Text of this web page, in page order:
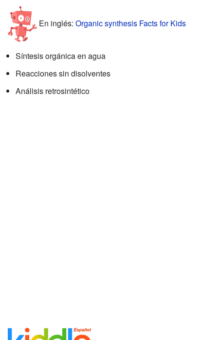
En inglés: Organic synthesis Facts for Kids
Síntesis orgánica en agua
Reacciones sin disolventes
Análisis retrosintético